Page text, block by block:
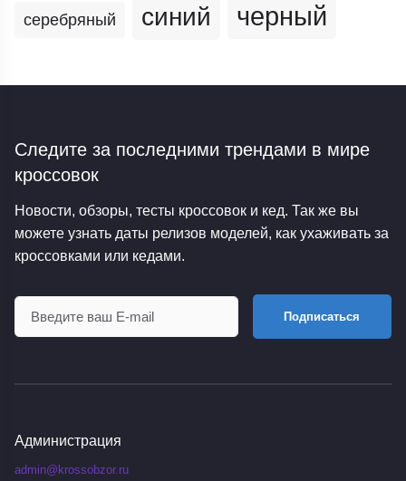
серебряный синий черный
Следите за последними трендами в мире
кроссовок
Новости, обзоры, тесты кроссовок и кед. Так же вы
можете узнать даты релизов моделей, как ухаживать за
кроссовками или кедами.
Подписаться
Администрация
admin@krossobzor.ru